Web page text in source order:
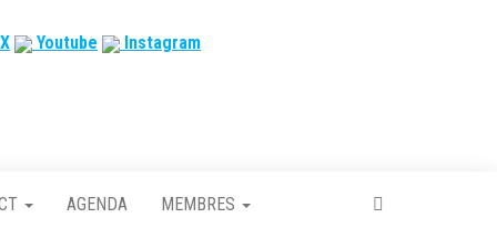
Youtube Instagram
AGENDA MEMBRES